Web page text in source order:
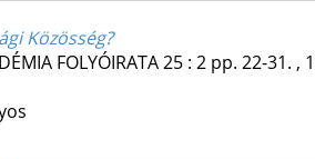
Közösség?
FOLYÓIRATA25: 2 pp. 22-31. ,